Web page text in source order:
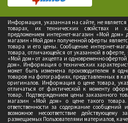
Информация, указанная на сайте, не
товарах, их технических свойствах и
предложением интернет-магазин «Мой дом»
магазин «Мой дом» полученной оферты
товара и его цены. Сообщение интернет-
товара, отличающейся от указанной в оферте,
«Мой дом» от акцепта и одновременно
дом». Информация о технических
может быть изменена производителем в
товаров на фотографиях, представленных в
оригиналов. Информация о цене товара,
отличаться от фактической к моменту
товар. Подтверждением цены заказанного
магазин «Мой дом» о цене такого
ответственности за содержание
возможное несоответствие действующему
размещаемых Пользователями материалов,